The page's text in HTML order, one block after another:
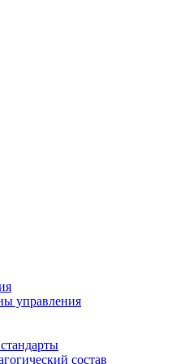
управления
состав